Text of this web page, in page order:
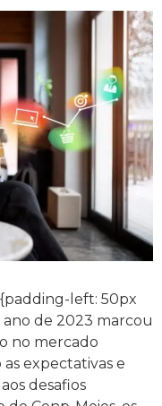
left: 50px
de 2023 marcou
no mercado
expectativas e
desafios